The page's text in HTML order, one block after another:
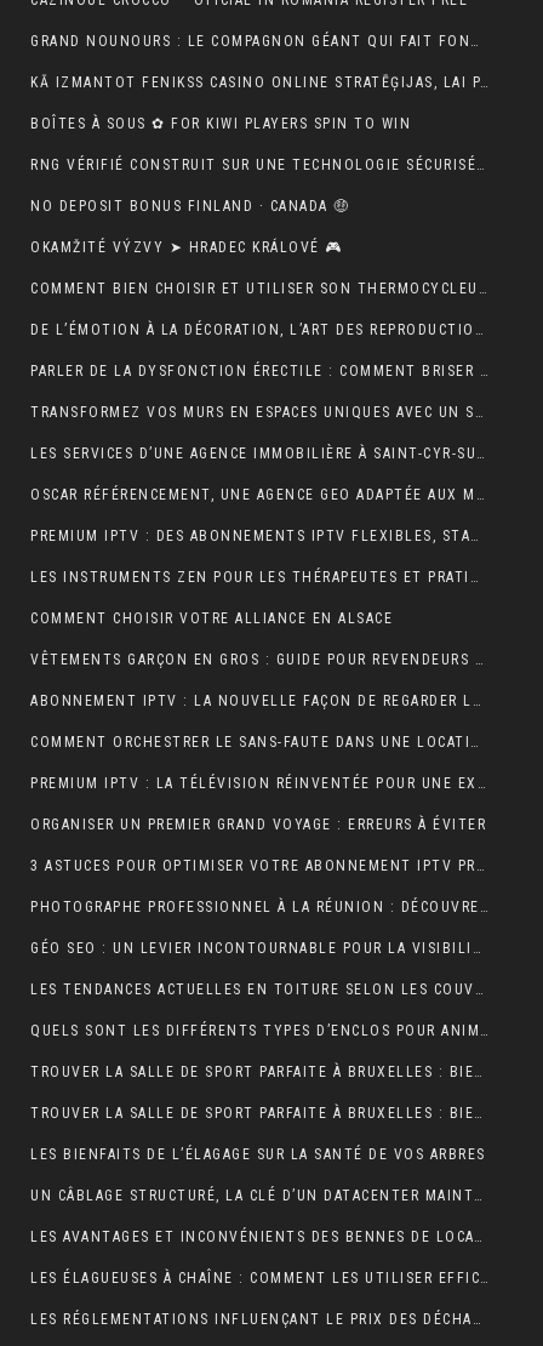
GRAND NOUNOURS : LE COMPAGNON GÉANT QUI FAIT FONDRE TOUS LES CŒURS
KĀ IZMANTOT FENIKSS CASINO ONLINE STRATĒĢIJAS, LAI PALIELINĀTU IZREDZES
BOÎTES À SOUS ✿ FOR KIWI PLAYERS SPIN TO WIN
RNG VÉRIFIÉ CONSTRUIT SUR UNE TECHNOLOGIE SÉCURISÉE 🚀 IN NEW ZEALAND START SPINNING
NO DEPOSIT BONUS FINLAND · CANADA 🤑
OKAMŽITÉ VÝZVY ➤ HRADEC KRÁLOVÉ 🎮
COMMENT BIEN CHOISIR ET UTILISER SON THERMOCYCLEUR AU LABORATOIRE
DE L’ÉMOTION À LA DÉCORATION, L’ART DES REPRODUCTIONS QUI DONNENT VIE À VOS MURS
PARLER DE LA DYSFONCTION ÉRECTILE : COMMENT BRISER LE TABOU ?
TRANSFORMEZ VOS MURS EN ESPACES UNIQUES AVEC UN STICKERS PERSONNALISÉ C-STICKERS
LES SERVICES D’UNE AGENCE IMMOBILIÈRE À SAINT-CYR-SUR-MER EXPLIQUÉS EN DÉTAIL
OSCAR RÉFÉRENCEMENT, UNE AGENCE GEO ADAPTÉE AUX MOTEURS GÉNÉRATIFS
PREMIUM IPTV : DES ABONNEMENTS IPTV FLEXIBLES, STABLES ET COMPLETS
LES INSTRUMENTS ZEN POUR LES THÉRAPEUTES ET PRATIQUANTS DE YOGA
COMMENT CHOISIR VOTRE ALLIANCE EN ALSACE
VÊTEMENTS GARÇON EN GROS : GUIDE POUR REVENDEURS ET MAGASINS
ABONNEMENT IPTV : LA NOUVELLE FAÇON DE REGARDER LA TÉLÉVISION
COMMENT ORCHESTRER LE SANS-FAUTE DANS UNE LOCATION SAISONNIÈRE ?
PREMIUM IPTV : LA TÉLÉVISION RÉINVENTÉE POUR UNE EXPÉRIENCE SUR MESURE
ORGANISER UN PREMIER GRAND VOYAGE : ERREURS À ÉVITER
3 ASTUCES POUR OPTIMISER VOTRE ABONNEMENT IPTV PREMIUM EN FRANCE
PHOTOGRAPHE PROFESSIONNEL À LA RÉUNION : DÉCOUVREZ L’EXPÉRIENCE UNIQUE D’UNE SÉANCE PHOTO EN STUDIO
GÉO SEO : UN LEVIER INCONTOURNABLE POUR LA VISIBILITÉ LOCALE
LES TENDANCES ACTUELLES EN TOITURE SELON LES COUVREURS EXPÉRIMENTÉS
QUELS SONT LES DIFFÉRENTS TYPES D’ENCLOS POUR ANIMAUX ?
TROUVER LA SALLE DE SPORT PARFAITE À BRUXELLES : BIEN PLUS QU’UNE QUESTION D’ADRESSE
TROUVER LA SALLE DE SPORT PARFAITE À BRUXELLES : BIEN PLUS QU’UNE QUESTION D’ADRESSE
LES BIENFAITS DE L’ÉLAGAGE SUR LA SANTÉ DE VOS ARBRES
UN CÂBLAGE STRUCTURÉ, LA CLÉ D’UN DATACENTER MAINTENABLE
LES AVANTAGES ET INCONVÉNIENTS DES BENNES DE LOCATION À PRIX RÉDUIT
LES ÉLAGUEUSES À CHAÎNE : COMMENT LES UTILISER EFFICACEMENT
LES RÉGLEMENTATIONS INFLUENÇANT LE PRIX DES DÉCHARGES DE BENNE